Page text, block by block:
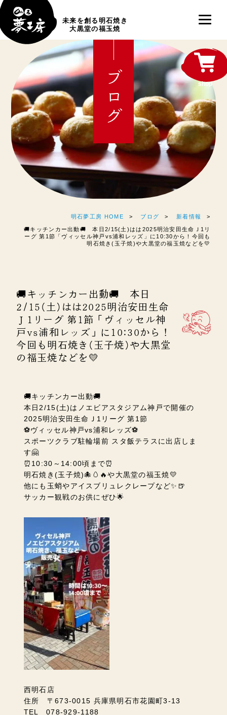
未来を創る明石焼き
大黒堂の福玉焼
ブログ
明石夢工房 HOME ブログ 新着情報
🚚キッチンカー出動🚚 本日2/15(土)はは2025明治安田生命Ｊ1リ
ーグ 第1節「ヴィッセル神戸vs浦和レッズ」に10:30から！今回も
明石焼き(玉子焼)や大黒堂の福玉焼などを💛
🚚キッチンカー出動🚚 本日
2/15(土)はは2025明治安田生命
Ｊ1リーグ 第1節「ヴィッセル神
戸vs浦和レッズ」に10:30から！
今回も明石焼き(玉子焼)や大黒堂
の福玉焼などを💛
🚚キッチンカー出動🚚
本日2/15(土)はノエビアスタジアム神戸で開催の
2025明治安田生命Ｊ1リーグ 第1節
⚽ヴィッセル神戸vs浦和レッズ⚽
スポーツクラブ駐輪場前 スタ飯テラスに出店しま
す🤗
⏰10:30～14:00頃まで⏰
明石焼き(玉子焼)🐙🥚🔥や大黒堂の福玉焼💛
他にも玉蛸やアイスブリュレクレープなど✨🍺
サッカー観戦のお供にぜひ🌟
西明石店
住所 〒673-0015 兵庫県明石市花園町3-13
TEL 078-929-1188
shop